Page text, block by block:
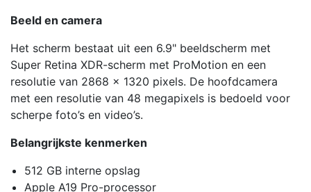
Beeld en camera
Het scherm bestaat uit een 6.9" beeldscherm met
Super Retina XDR-scherm met ProMotion en een
resolutie van 2868 x 1320 pixels. De hoofdcamera
met een resolutie van 48 megapixels is bedoeld voor
scherpe foto’s en video’s.
Belangrijkste kenmerken
512 GB interne opslag
Apple A19 Pro-processor